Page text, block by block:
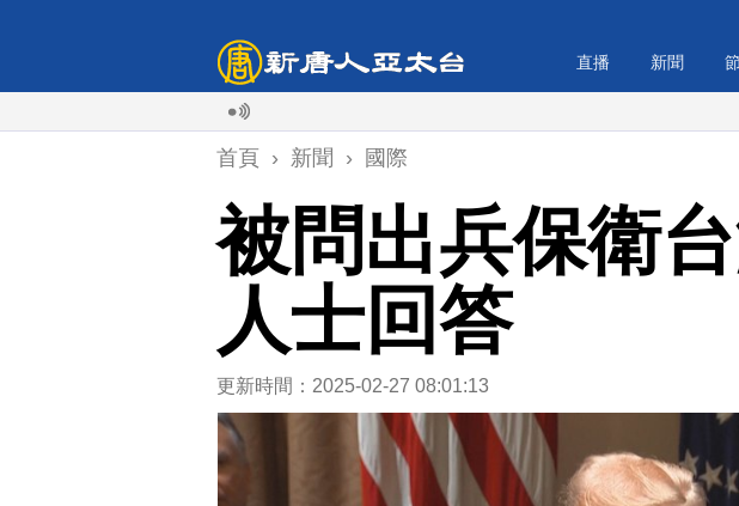
直播 新聞
首頁 › 新聞 › 國際
被問出兵保衛
人士回答
更新時間：2025-02-27 08:01:13